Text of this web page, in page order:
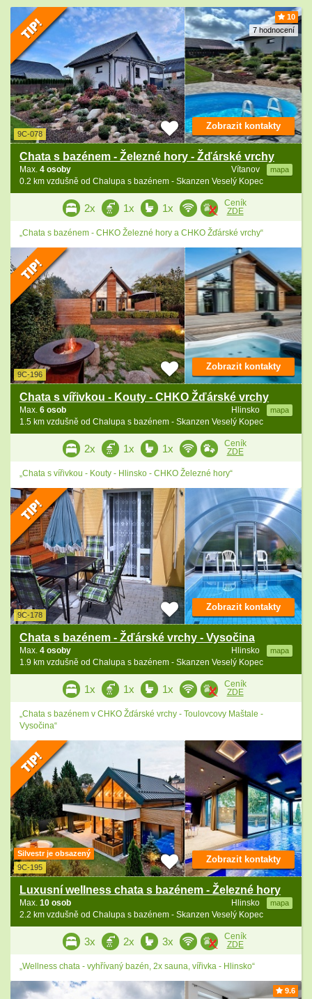
10
7 hodnocení
9C-078
Chata s bazénem - Železné hory - Žďárské vrchy
Vítanov mapa
Max. 4 osoby
0.2 km vzdušně od Chalupa s bazénem - Skanzen Veselý Kopec
Zobrazit kontakty
2x 1x 1x
Ceník
ZDE
„Chata s bazénem - CHKO Železné hory a CHKO Žďárské vrchy“
9C-196
Chata s vířivkou - Kouty - CHKO Žďárské vrchy
Hlinsko mapa
Max. 6 osob
1.5 km vzdušně od Chalupa s bazénem - Skanzen Veselý Kopec
Zobrazit kontakty
2x 1x 1x
Ceník
ZDE
„Chata s vířivkou - Kouty - Hlinsko - CHKO Železné hory“
9C-178
Chata s bazénem - Žďárské vrchy - Vysočina
Hlinsko mapa
Max. 4 osoby
1.9 km vzdušně od Chalupa s bazénem - Skanzen Veselý Kopec
Zobrazit kontakty
1x 1x 1x
Ceník
ZDE
„Chata s bazénem v CHKO Žďárské vrchy - Toulovcovy Maštale -
Vysočina“
Silvestr je obsazený
9C-195
Luxusní wellness chata s bazénem - Železné hory
Hlinsko mapa
Max. 10 osob
2.2 km vzdušně od Chalupa s bazénem - Skanzen Veselý Kopec
Zobrazit kontakty
3x 2x 3x
Ceník
ZDE
„Wellness chata - vyhřívaný bazén, 2x sauna, vířivka - Hlinsko“
9.6